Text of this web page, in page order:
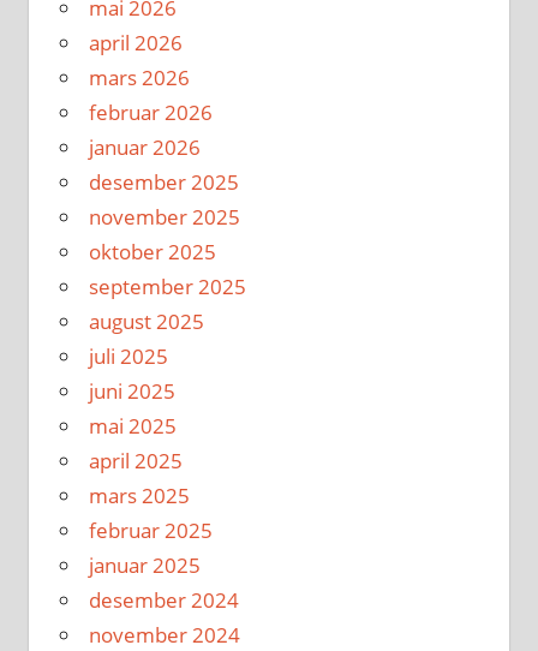
mai 2026
april 2026
mars 2026
februar 2026
januar 2026
desember 2025
november 2025
oktober 2025
september 2025
august 2025
juli 2025
juni 2025
mai 2025
april 2025
mars 2025
februar 2025
januar 2025
desember 2024
november 2024